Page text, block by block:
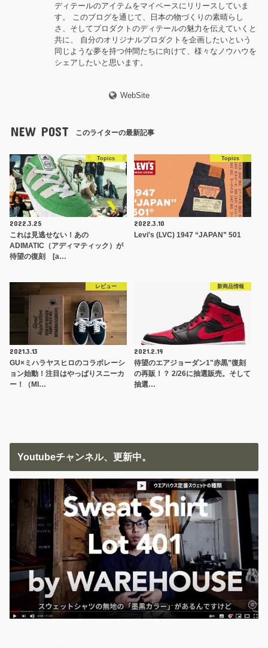
ディテールのアイテムをマイペースにリリースしていま
す。 このブログを通じて、日本の物づくりの素晴らし
さ、そしてプロダクトのディテールの魅力を伝えていくと
共に、 自分のオリジナルプロダクトを企画したいという
同じような夢を持つ仲間たちに向けて、様々なノウハウを
シェアしたいと思います。
WebSite
NEW POST このライターの最新記事
Topics
2022.3.25
これは見逃せない！あの
ADIMATIC（アディマティック）が
待望の復刻 [a…
Topics
2022.3.10
Levi's (LVC) 1947 “JAPAN” 501
レビュー
2021.3.13
GU×ミハラヤスヒロのコラボレーシ
ョン始動！注目はやっぱりスニーカ
ー！（MI…
新商品情報
2021.2.19
待望のエアジョーダン1"赤黒”復刻
の再販！？ 2/26に抽選販売。そして
抽選…
Youtubeチャンネル、更新中。